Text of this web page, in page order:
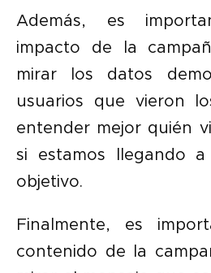
Además, es
impacto de la
mirar los datos
usuarios que vieron
entender mejor quién
si estamos llegando
objetivo.
Finalmente, es
contenido de la